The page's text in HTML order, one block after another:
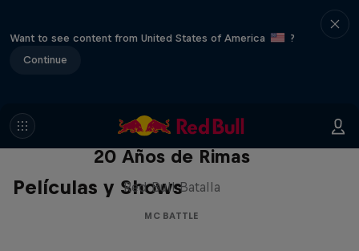
Want to see content from United States of America
?
Continue
Películas y Shows
Red Bull Batalla Nueva Historia:
20 Años de Rimas
Red Bull Batalla
MC BATTLE